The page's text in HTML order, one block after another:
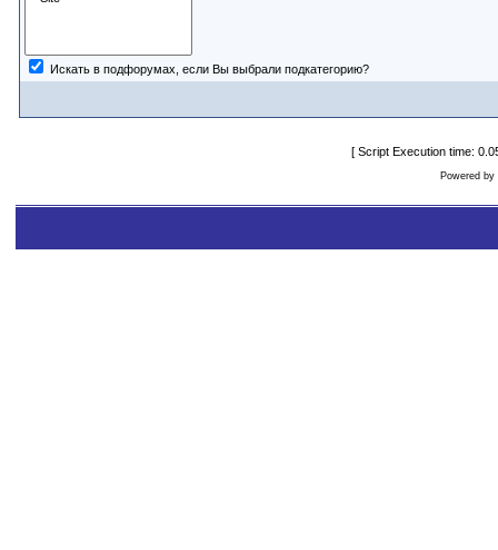
Искать в подфорумах, если Вы выбрали подкатегорию?
[ Script Execution time:
Powered by